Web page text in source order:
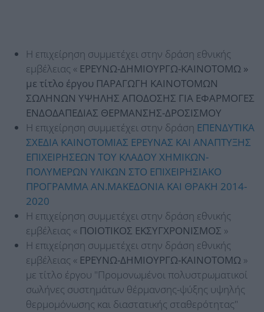
Η επιχείρηση συμμετέχει στην δράση εθνικής
εμβέλειας « ΕΡΕΥΝΩ-ΔΗΜΙΟΥΡΓΩ-ΚΑΙΝΟΤΟΜΩ »
με τίτλο έργου ΠΑΡΑΓΩΓΗ ΚΑΙΝΟΤΟΜΩΝ
ΣΩΛΗΝΩΝ ΥΨΗΛΗΣ ΑΠΟΔΟΣΗΣ ΓΙΑ ΕΦΑΡΜΟΓΕΣ
ΕΝΔΟΔΑΠΕΔΙΑΣ ΘΕΡΜΑΝΣΗΣ-ΔΡΟΣΙΣΜΟΥ
Η επιχείρηση συμμετέχει στην δράση ΕΠΕΝΔΥΤΙΚΑ
ΣΧΕΔΙΑ ΚΑΙΝΟΤΟΜΙΑΣ ΕΡΕΥΝΑΣ ΚΑΙ ΑΝΑΠΤΥΞΗΣ
ΕΠΙΧΕΙΡΗΣΕΩΝ ΤΟΥ ΚΛΑΔΟΥ ΧΗΜΙΚΩΝ-
ΠΟΛΥΜΕΡΩΝ ΥΛΙΚΩΝ ΣΤΟ ΕΠΙΧΕΙΡΗΣΙΑΚΟ
ΠΡΟΓΡΑΜΜΑ ΑΝ.ΜΑΚΕΔΟΝΙΑ ΚΑΙ ΘΡΑΚΗ 2014-
2020
Η επιχείρηση συμμετέχει στην δράση εθνικής
εμβέλειας « ΠΟΙΟΤΙΚΟΣ ΕΚΣΥΓΧΡΟΝΙΣΜΟΣ »
Η επιχείρηση συμμετέχει στην δράση εθνικής
εμβέλειας « ΕΡΕΥΝΩ-ΔΗΜΙΟΥΡΓΩ-ΚΑΙΝΟΤΟΜΩ »
με τίτλο έργου "Προμονωμένοι πολυστρωματικοί
σωλήνες συστημάτων θέρμανσης-ψύξης υψηλής
θερμομόνωσης και διαστατικής σταθερότητας"